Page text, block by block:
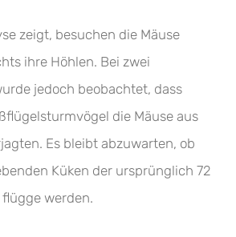
zeigt, besuchen die Mäuse
ihre Höhlen. Bei zwei
jedoch beobachtet, dass
die Mäuse aus
Es bleibt abzuwarten, ob
Küken der ursprünglich 72
werden.